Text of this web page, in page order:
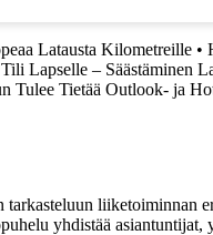
Latausta Kilometreille •
Lapselle – Säästäminen
Tietää Outlook- ja
liiketoiminnan
yhdistää